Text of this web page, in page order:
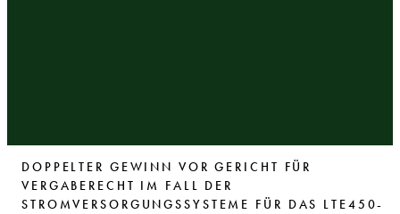
DOPPELTER GEWINN VOR GERICHT FÜR
VERGABERECHT IM FALL DER
STROMVERSORGUNGSSYSTEME FÜR DAS LTE450-